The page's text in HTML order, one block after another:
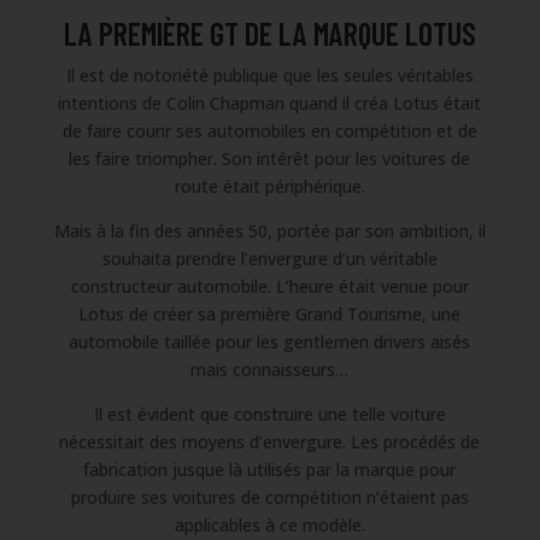
LA PREMIÈRE GT DE LA MARQUE LOTUS
Il est de notoriété publique que les seules véritables
intentions de Colin Chapman quand il créa Lotus était
de faire courir ses automobiles en compétition et de
les faire triompher. Son intérêt pour les voitures de
route était périphérique.
Mais à la fin des années 50, portée par son ambition, il
souhaita prendre l’envergure d’un véritable
constructeur automobile. L’heure était venue pour
Lotus de créer sa première Grand Tourisme, une
automobile taillée pour les gentlemen drivers aisés
mais connaisseurs…
Il est évident que construire une telle voiture
nécessitait des moyens d’envergure. Les procédés de
fabrication jusque là utilisés par la marque pour
produire ses voitures de compétition n’étaient pas
applicables à ce modèle.